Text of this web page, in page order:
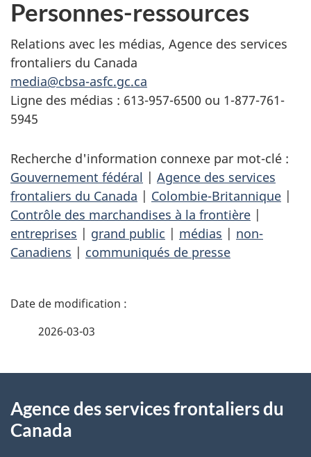
Personnes-ressources
Relations avec les médias, Agence des services
frontaliers du Canada
media@cbsa-asfc.gc.ca
Ligne des médias : 613-957-6500 ou 1-877-761-
5945
Recherche d'information connexe par mot-clé :
Gouvernement fédéral | Agence des services
frontaliers du Canada | Colombie-Britannique |
Contrôle des marchandises à la frontière |
entreprises | grand public | médias | non-
Canadiens | communiqués de presse
D
i
2026-03-03
propos
Agence des services frontaliers du
Canada